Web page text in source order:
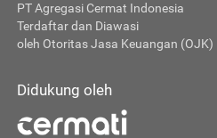
PT Agregasi Cermat Indonesia
Terdaftar dan Diawasi
oleh Otoritas Jasa Keuangan (OJK)
Didukung oleh